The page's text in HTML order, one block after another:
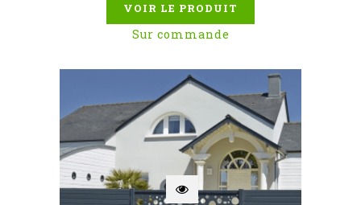
VOIR LE PRODUIT
Sur commande